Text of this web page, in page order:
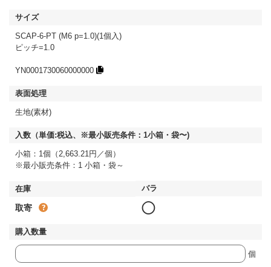
SCAP-6-PT (M6 p=1.0)(1個入)
ピッチ=1.0
YN0001730060000000
生地(素材)
小箱：1個（2,663.21円／個）
※最小販売条件：1 小箱・袋～
取寄 ◯
個